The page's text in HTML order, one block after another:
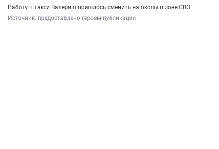
Работу в такси Валерию пришлось сменить на окопы в зоне СВО
Источник: предоставлено героем публикации